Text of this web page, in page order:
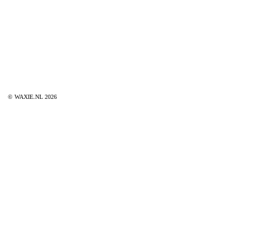
© WAXIE.NL 2026